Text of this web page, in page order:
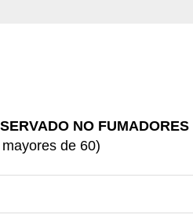
NO FUMADORES
de 60)